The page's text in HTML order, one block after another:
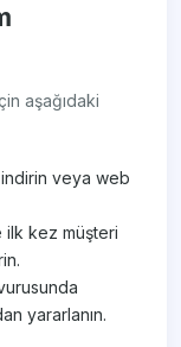
aşağıdaki
indirin veya web
ilk kez müşteri
yararlanın.